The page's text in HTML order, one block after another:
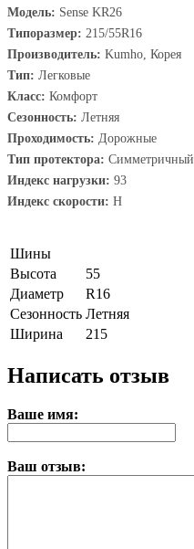
Модель: Sense KR26
Типоразмер: 215/55R16
Производитель: Kumho, Корея
Тип: Легковые
Класс: Комфорт
Сезонность: Летняя
Проходимость: Дорожные
Тип протектора: Симметричный
Индекс нагрузки: 93
Индекс скорости: H
Шины
Высота
55
Диаметр
R16
Сезонность Летняя
Ширина
215
Написать отзыв
Ваше имя:
Ваш отзыв: